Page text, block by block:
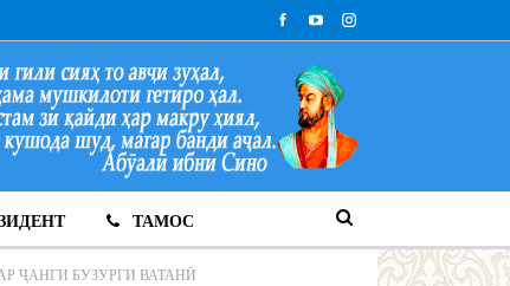
ТАМОС
ҶАНГИ БУЗУРГИ ВАТАНӢ